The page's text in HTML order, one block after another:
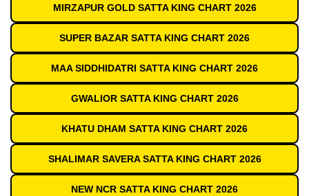
MIRZAPUR GOLD SATTA KING CHART 2026
SUPER BAZAR SATTA KING CHART 2026
MAA SIDDHIDATRI SATTA KING CHART 2026
GWALIOR SATTA KING CHART 2026
KHATU DHAM SATTA KING CHART 2026
SHALIMAR SAVERA SATTA KING CHART 2026
NEW NCR SATTA KING CHART 2026